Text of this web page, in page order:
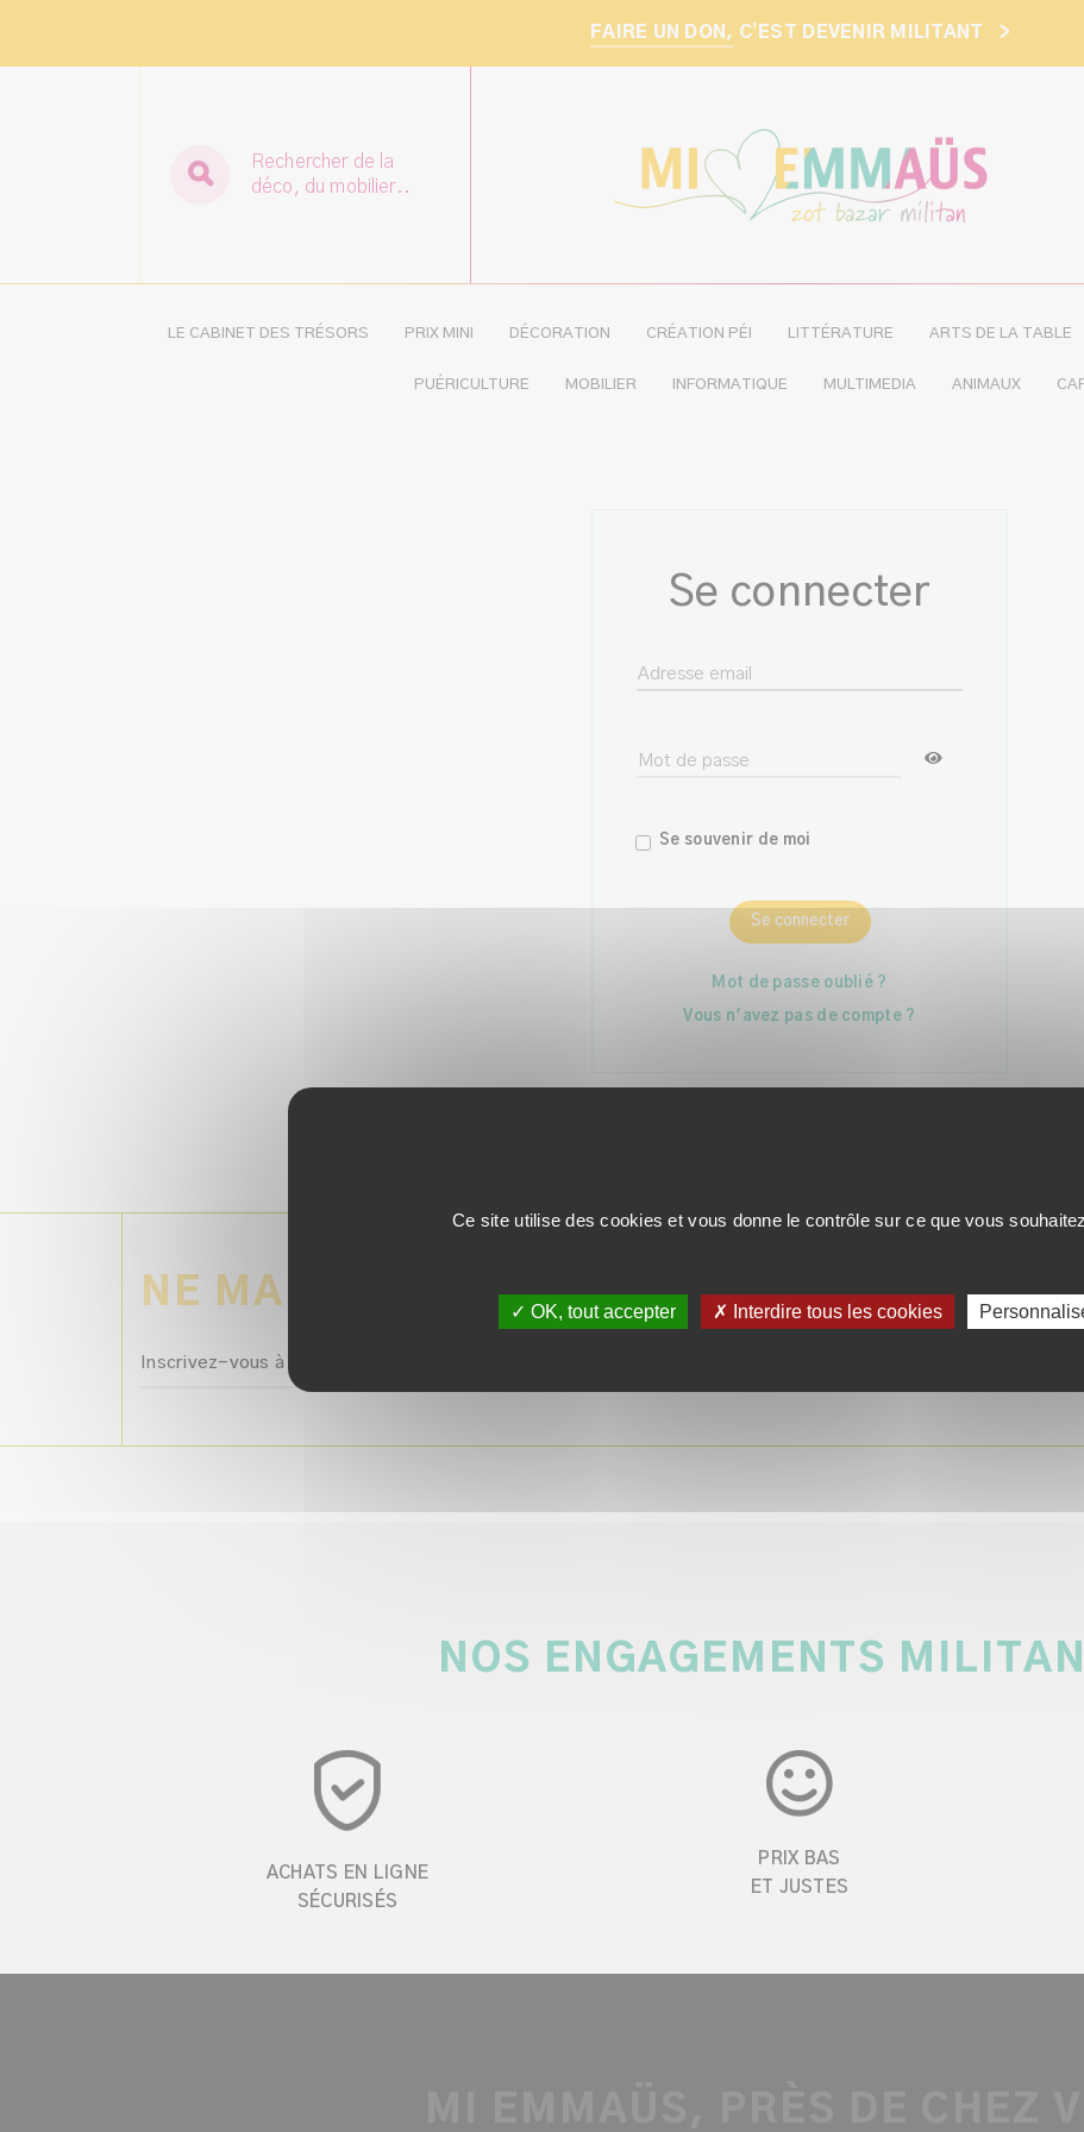
FAIRE UN DON, C’EST DEVENIR MILITANT >
Rechercher de la
déco, du mobilier..
LE CABINET DES TRÉSORS PRIX MINI DÉCORATION CRÉATION PÉI LITTÉRATURE ARTS DE LA TABLE
PUÉRICULTURE MOBILIER INFORMATIQUE MULTIMEDIA ANIMAUX
Se connecter
Se souvenir de moi
Se connecter
Mot de passe oublié ?
Vous n'avez pas de compte ?
NE MANQUEZ AUCUNE BONNE AFFAIRE
Inscrivez-vous à la newsletter avec votre e-mail
NOS ENGAGEMENTS
ACHATS EN LIGNE
SÉCURISÉS
PRIX BAS
ET JUSTES
Ce site utilise des cookies et vous donne le contrôle sur ce que vous
✓ OK, tout accepter ✗ Interdire tous les cookies